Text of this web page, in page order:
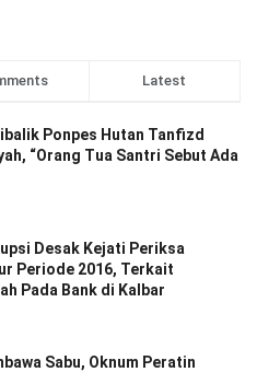
Latest
Ponpes Hutan Tanfizd
“Orang Tua Santri Sebut Ada
Desak Kejati Periksa
Periode 2016, Terkait
Pada Bank di Kalbar
Sabu, Oknum Peratin